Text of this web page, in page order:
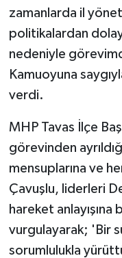
zamanlarda il
politikalardan
nedeniyle
Kamuoyuna
verdi.
MHP Tavas İlçe
görevinden
mensuplarına ve
Çavuşlu, liderleri
hareket anlayışına
vurgulayarak; 'Bir
sorumlulukla